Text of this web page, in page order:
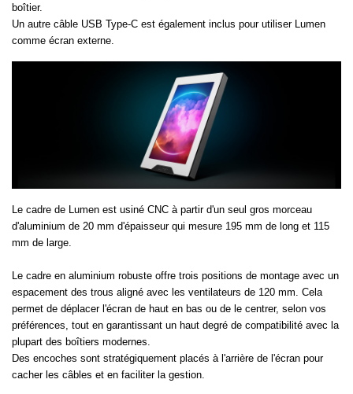
boîtier.
Un autre câble USB Type-C est également inclus pour utiliser Lumen
comme écran externe.
Le cadre de Lumen est usiné CNC à partir d'un seul gros morceau
d'aluminium de 20 mm d'épaisseur qui mesure 195 mm de long et 115
mm de large.
Le cadre en aluminium robuste offre trois positions de montage avec un
espacement des trous aligné avec les ventilateurs de 120 mm. Cela
permet de déplacer l'écran de haut en bas ou de le centrer, selon vos
préférences, tout en garantissant un haut degré de compatibilité avec la
plupart des boîtiers modernes.
Des encoches sont stratégiquement placés à l'arrière de l'écran pour
cacher les câbles et en faciliter la gestion.